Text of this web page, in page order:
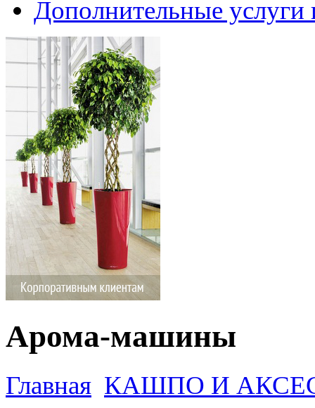
Дополнительные услуги
Арома-машины
Главная КАШПО И